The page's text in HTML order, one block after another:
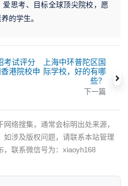
思考、目标全球顶尖院校，愿
的学生。
考试评分
港院校申
上海中环普陀区国
际学校，好的有哪
些？
下一篇
络搜集，通常会标明出处来源，
如涉及版权问题，请联系本站管理
，联系微信号为：xiaoyh168